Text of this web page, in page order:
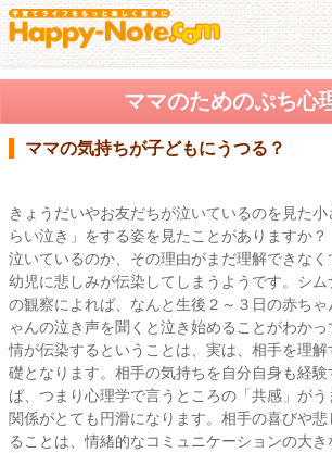
ママのためのぷち心
ママの気持ちが子どもにうつる？
きょうだいやお友だちが泣いているのを見た
らい泣き」をする姿を見たことがありますか
泣いているのか、その理由がまだ理解できな
幼児に悲しみが伝染してしまうようです。シ
の観察によれば、なんと生後２～３日の赤ちゃ
ゃんの泣き声を聞くと泣き始めることがわか
情が伝染するということは、実は、相手を理
礎となります。相手の気持ちを自分自身も経
ば、つまり心理学で言うところの「共感」が
関係がとても円滑になります。相手の喜びや
ることは、情緒的なコミュニケーションの大